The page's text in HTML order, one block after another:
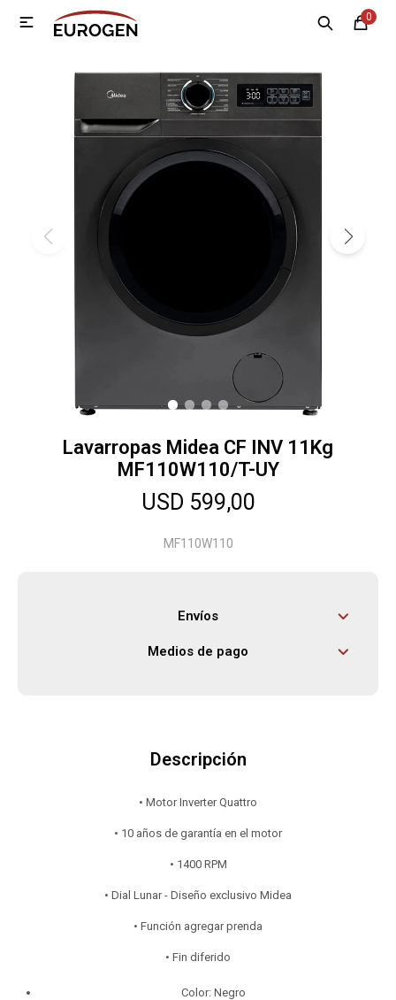
0

Lavarropas Midea CF INV 11Kg
MF110W110/T-UY
USD 599,00
MF110W110
Envíos
Medios de pago
Descripción
• Motor Inverter Quattro
• 10 años de garantía en el motor
• 1400 RPM
• Dial Lunar - Diseño exclusivo Midea
• Función agregar prenda
• Fin diferido
Color: Negro
MI CUENTA
Nosotros Contacto Sucursales
Tecnología
Climatización
Herramientas